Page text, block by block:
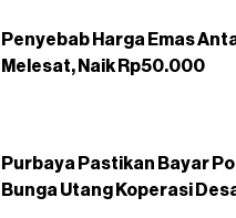
Penyebab Harga Emas
Melesat, Naik Rp50.000
Purbaya Pastikan Bayar
Bunga Utang Koperasi